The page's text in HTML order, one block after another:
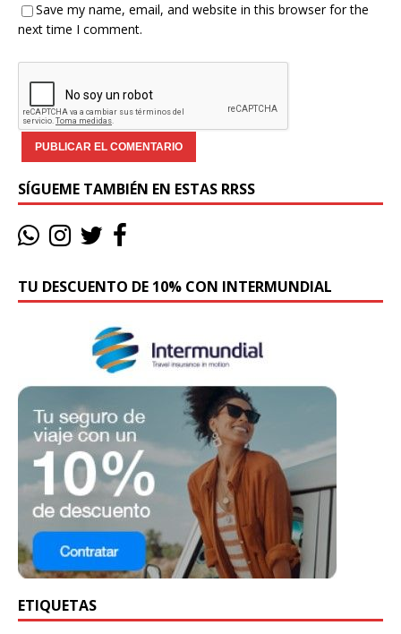
Save my name, email, and website in this browser for the
next time I comment.
SÍGUEME TAMBIÉN EN ESTAS RRSS
TU DESCUENTO DE 10% CON INTERMUNDIAL
ETIQUETAS